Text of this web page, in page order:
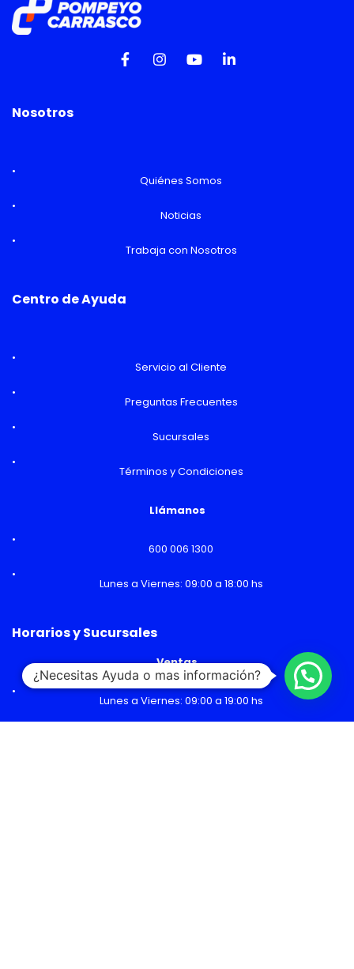
Nosotros
Quiénes Somos
Noticias
Trabaja con Nosotros
Centro de Ayuda
Servicio al Cliente
Preguntas Frecuentes
Sucursales
Términos y Condiciones
Llámanos
600 006 1300
Lunes a Viernes: 09:00 a 18:00 hs
Horarios y Sucursales
Ventas
Lunes a Viernes: 09:00 a 19:00 hs
¿Necesitas Ayuda o mas información?